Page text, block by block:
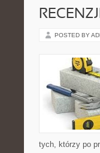
POSTED BY
tych, którzy po